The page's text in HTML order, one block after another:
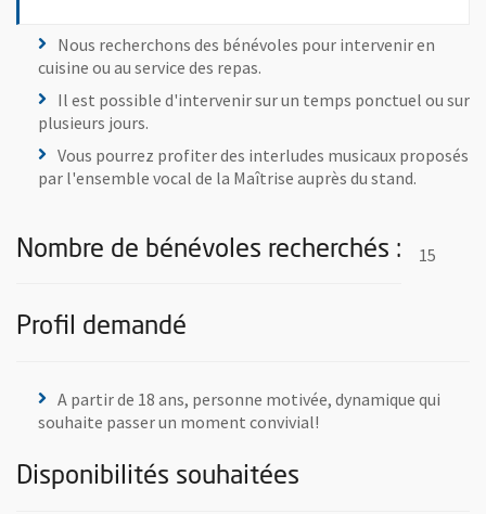
Nous recherchons des bénévoles pour intervenir en
cuisine ou au service des repas.
Il est possible d'intervenir sur un temps ponctuel ou sur
plusieurs jours.
Vous pourrez profiter des interludes musicaux proposés
par l'ensemble vocal de la Maîtrise auprès du stand.
Nombre de bénévoles recherchés : 15
Profil demandé
A partir de 18 ans, personne motivée, dynamique qui
souhaite passer un moment convivial!
Disponibilités souhaitées